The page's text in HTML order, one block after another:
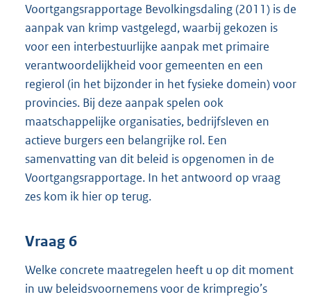
Voortgangsrapportage Bevolkingsdaling (2011) is de
aanpak van krimp vastgelegd, waarbij gekozen is
voor een interbestuurlijke aanpak met primaire
verantwoordelijkheid voor gemeenten en een
regierol (in het bijzonder in het fysieke domein) voor
provincies. Bij deze aanpak spelen ook
maatschappelijke organisaties, bedrijfsleven en
actieve burgers een belangrijke rol. Een
samenvatting van dit beleid is opgenomen in de
Voortgangsrapportage. In het antwoord op vraag
zes kom ik hier op terug.
Vraag 6
Welke concrete maatregelen heeft u op dit moment
in uw beleidsvoornemens voor de krimpregio’s